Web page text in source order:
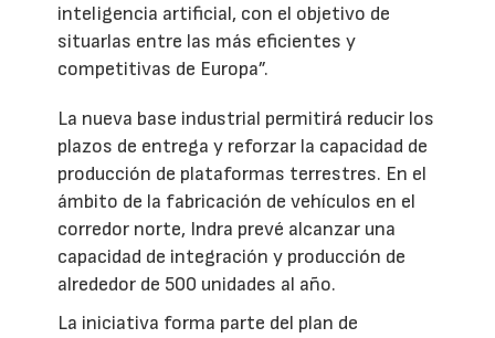
inteligencia artificial, con el objetivo de
situarlas entre las más eficientes y
competitivas de Europa”.
La nueva base industrial permitirá reducir los
plazos de entrega y reforzar la capacidad de
producción de plataformas terrestres. En el
ámbito de la fabricación de vehículos en el
corredor norte, Indra prevé alcanzar una
capacidad de integración y producción de
alrededor de 500 unidades al año.
La iniciativa forma parte del plan de